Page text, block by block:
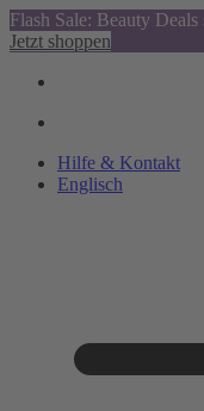
Flash Sale: Beauty
Jetzt shoppen
Hilfe & Kontakt
Englisch